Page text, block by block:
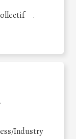
.
Industry